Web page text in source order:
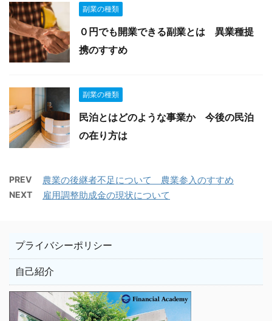
副業の種類
０円でも開業できる副業とは 異業種提
携のすすめ
副業の種類
民泊とはどのような事業か 今後の民泊
の在り方は
PREV 農業の後継者不足について 農業参入のすすめ
NEXT 雇用調整助成金の現状について
プライバシーポリシー
自己紹介